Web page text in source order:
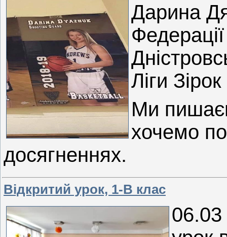
Дарина
Ліги
Ми
хочемо
досягненнях.
Відкритий урок, 1-В клас
06.03